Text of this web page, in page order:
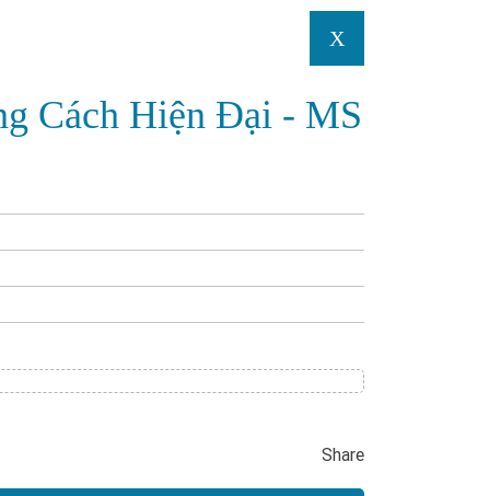
X
Cách Hiện Đại - MS
Share